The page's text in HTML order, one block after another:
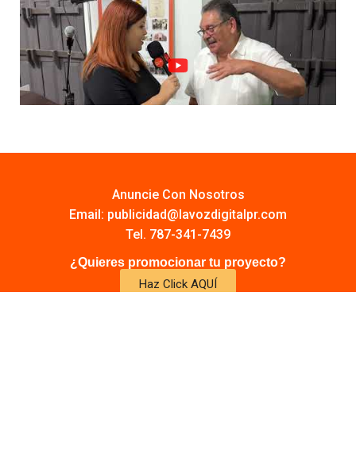
Anuncie Con Nosotros
Email: publicidad@lavozdigitalpr.com
Tel. 787-341-7439
¿Quieres promocionar tu proyecto?
Haz Click AQUÍ